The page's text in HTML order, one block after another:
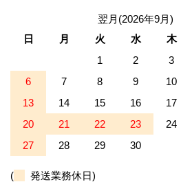
翌月(2026年9月)
日
月 火 水 木
1
2 3
6
7 8 9 10
13
14 15 16 17
20
21 22 23 24
27
28 29 30
( 発送業務休日)